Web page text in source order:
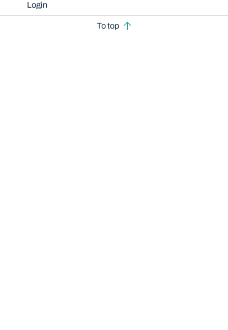
Login
To top